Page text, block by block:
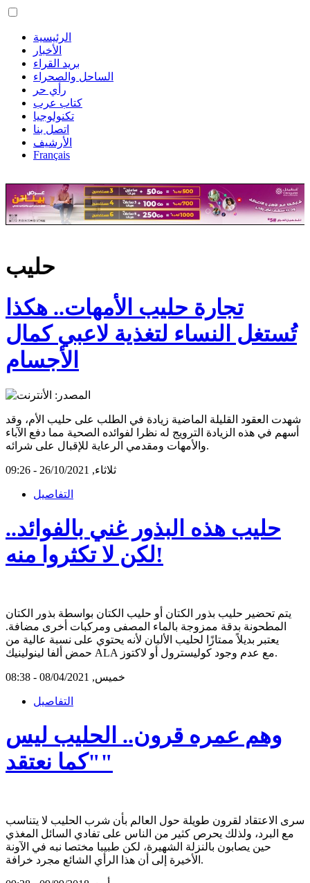
الرئيسية
الأخبار
بريد القراء
الساحل والصحراء
رأي حر
كتاب عرب
تكنولوجيا
اتصل بنا
الأرشيف
Français
حليب
تجارة حليب الأمهات.. هكذا
تُستغل النساء لتغذية لاعبي كمال
الأجسام
شهدت العقود القليلة الماضية زيادة في الطلب على حليب الأم، وقد
أسهم في هذه الزيادة الترويج له نظرا لفوائده الصحية مما دفع الآباء
والأمهات ومقدمي الرعاية للإقبال على شرائه.
ثلاثاء, 26/10/2021 - 09:26
التفاصيل
حليب هذه البذور غني بالفوائد..
لكن لا تكثروا منه!
يتم تحضير حليب بذور الكتان أو حليب الكتان بواسطة بذور الكتان
المطحونة بدقة ممزوجة بالماء المصفى ومركبات أخرى مضافة.
يعتبر بديلاً ممتازًا لحليب الألبان لأنه يحتوي على نسبة عالية من
حمض ألفا لينولينيك ALA مع عدم وجود كوليسترول أو لاكتوز.
خميس, 08/04/2021 - 08:38
التفاصيل
وهم عمره قرون.. الحليب ليس
"كما نعتقد"
سرى الاعتقاد لقرون طويلة حول العالم بأن شرب الحليب لا يتناسب
مع البرد، ولذلك يحرص كثير من الناس على تفادي السائل المغذي
حين يصابون بالنزلة الشهيرة، لكن طبيبا مختصا نبه في الآونة
الأخيرة إلى أن هذا الرأي الشائع مجرد خرافة.